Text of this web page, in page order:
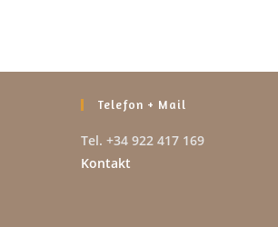
Telefon + Mail
Tel. +34 922 417 169
Kontakt